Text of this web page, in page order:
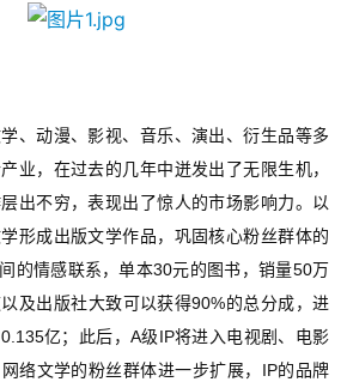
、动漫、影视、音乐、演出、衍生品等多
业 ，在过去的几年中迸发出了无限生机，
出不穷，表现出了惊人的市场影响力。以
形成出版文学作品，巩固核心粉丝群体的
的情感联系，单本30元的图书，销量50万
及出版社大致可以获得90%的总分成，进
0.135亿 ； 此后， A级 IP将进入电视剧、电影
络文学的粉丝群体进一步扩展， IP的品牌